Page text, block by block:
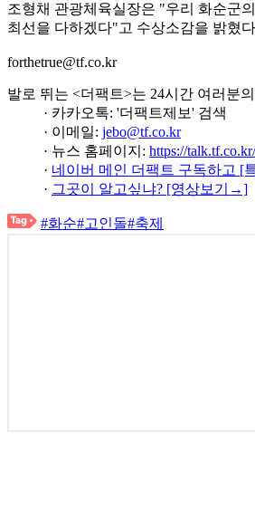
조형채 관광체육실장은 "우리 화순군
최선을 다하겠다"고 수상소감을 밝혔
forthetrue@tf.co.kr
발로 뛰는 <더팩트>는 24시간 여러분
· 카카오톡: '더팩트제보' 검색
· 이메일: jebo@tf.co.kr
· 뉴스 홈페이지: https://
· 네이버 메인 더팩트 구독하고 [
· 그곳이 알고싶냐? [영상보기→]
#화순#고인돌#축제